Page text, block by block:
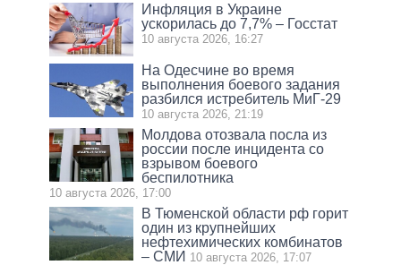
Инфляция в Украине
ускорилась до 7,7% – Госстат
10 августа 2026, 16:27
На Одесчине во время
выполнения боевого задания
разбился истребитель МиГ-29
10 августа 2026, 21:19
Молдова отозвала посла из
россии после инцидента со
взрывом боевого
беспилотника
10 августа 2026, 17:00
В Тюменской области рф горит
один из крупнейших
нефтехимических комбинатов
– СМИ 10 августа 2026, 17:07